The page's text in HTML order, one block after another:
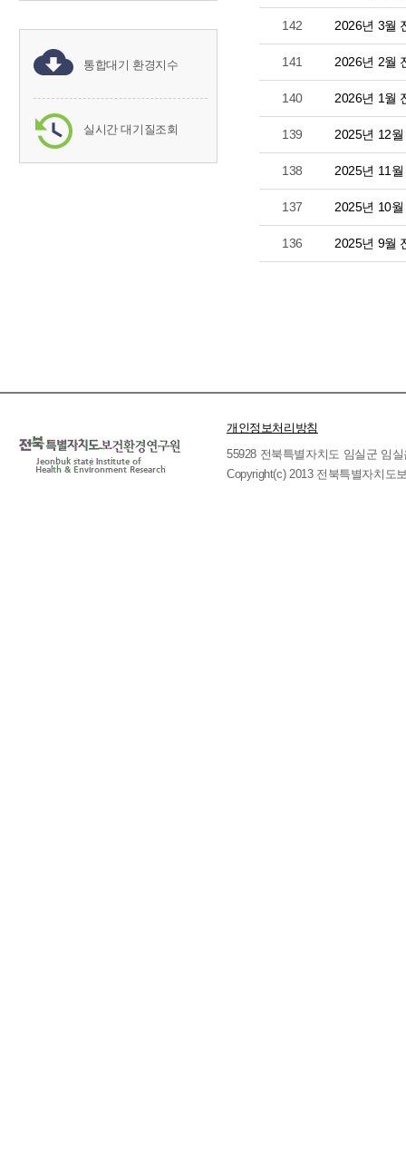
통합대기 환경지수
실시간 대기질조회
142 2026년 3월
141 2026년 2월
140 2026년 1월
139 2025년 12
138 2025년 11
137 2025년 10
136 2025년 9월
개인정보처리방침
55928 전북특별자치도 임실군 임
Copyright(c) 2013 전북특별자치도